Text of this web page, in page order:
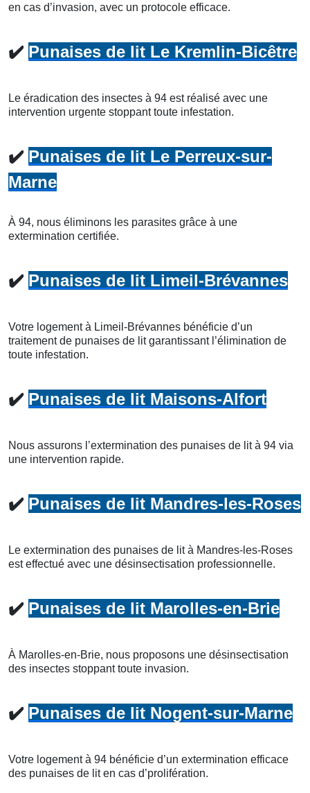
en cas d’invasion, avec un protocole efficace.
✔️ Punaises de lit Le Kremlin-Bicêtre
Le éradication des insectes à 94 est réalisé avec une
intervention urgente stoppant toute infestation.
✔️ Punaises de lit Le Perreux-sur-
Marne
À 94, nous éliminons les parasites grâce à une
extermination certifiée.
✔️ Punaises de lit Limeil-Brévannes
Votre logement à Limeil-Brévannes bénéficie d’un
traitement de punaises de lit garantissant l’élimination de
toute infestation.
✔️ Punaises de lit Maisons-Alfort
Nous assurons l’extermination des punaises de lit à 94 via
une intervention rapide.
✔️ Punaises de lit Mandres-les-Roses
Le extermination des punaises de lit à Mandres-les-Roses
est effectué avec une désinsectisation professionnelle.
✔️ Punaises de lit Marolles-en-Brie
À Marolles-en-Brie, nous proposons une désinsectisation
des insectes stoppant toute invasion.
✔️ Punaises de lit Nogent-sur-Marne
Votre logement à 94 bénéficie d’un extermination efficace
des punaises de lit en cas d’prolifération.